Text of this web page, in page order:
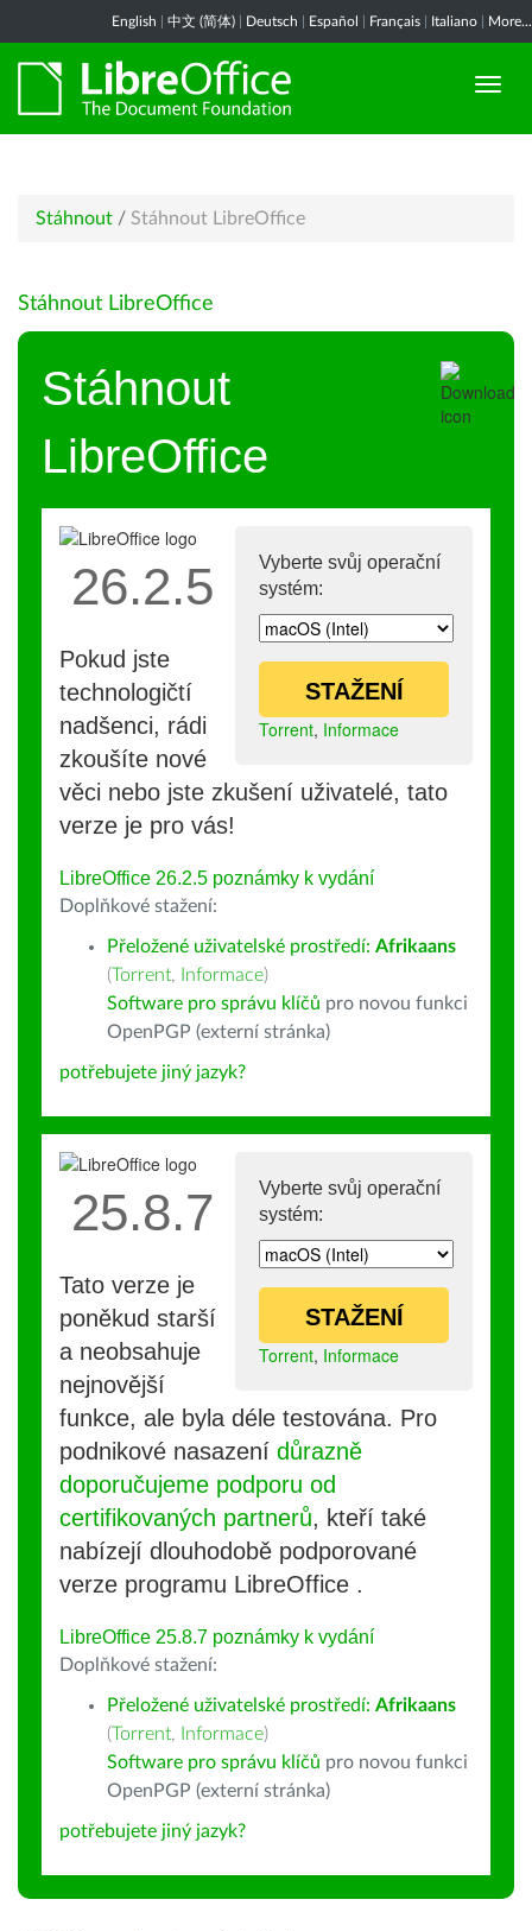
English 中文 (简体) Deutsch Español Français Italiano More...
Stáhnout / Stáhnout LibreOffice
Stáhnout LibreOffice
Stáhnout
LibreOffice
Vyberte svůj operační
systém:
STAŽENÍ
Torrent, Informace
26.2.5
Pokud jste
technologičtí
nadšenci, rádi
zkoušíte nové
věci nebo jste zkušení uživatelé, tato
verze je pro vás!
LibreOffice 26.2.5 poznámky k vydání
Doplňkové stažení:
Přeložené uživatelské prostředí: Afrikaans
(Torrent, Informace)
Software pro správu klíčů pro novou funkci
OpenPGP (externí stránka)
potřebujete jiný jazyk?
Vyberte svůj operační
systém:
STAŽENÍ
Torrent, Informace
25.8.7
Tato verze je
poněkud starší
a neobsahuje
nejnovější
funkce, ale byla déle testována. Pro
podnikové nasazení důrazně
doporučujeme podporu od
certifikovaných partnerů, kteří také
nabízejí dlouhodobě podporované
verze programu LibreOffice .
LibreOffice 25.8.7 poznámky k vydání
Doplňkové stažení:
Přeložené uživatelské prostředí: Afrikaans
(Torrent, Informace)
Software pro správu klíčů pro novou funkci
OpenPGP (externí stránka)
potřebujete jiný jazyk?